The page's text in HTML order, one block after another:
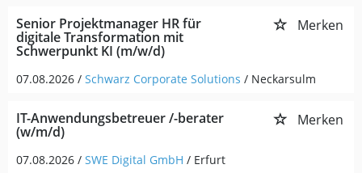
Senior Projektmanager HR für
digitale Transformation mit
Schwerpunkt KI (m/w/d)
Merken
07.08.2026 / Schwarz Corporate Solutions / Neckarsulm
IT-Anwendungsbetreuer /-berater
(w/m/d)
Merken
07.08.2026 / SWE Digital GmbH / Erfurt